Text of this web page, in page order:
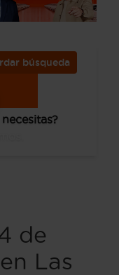
búsqueda
de
Las